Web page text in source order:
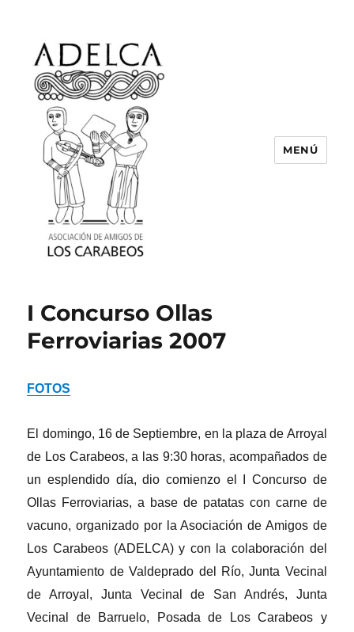
CARABEOS
MENÚ
I Concurso Ollas
Ferroviarias 2007
FOTOS
El domingo, 16 de Septiembre, en la plaza de Arroyal
de Los Carabeos, a las 9:30 horas, acompañados de
un esplendido día, dio comienzo el I Concurso de
Ollas Ferroviarias, a base de patatas con carne de
vacuno, organizado por la Asociación de Amigos de
Los Carabeos (ADELCA) y con la colaboración del
Ayuntamiento de Valdeprado del Río, Junta Vecinal
de Arroyal, Junta Vecinal de San Andrés, Junta
Vecinal de Barruelo, Posada de Los Carabeos y